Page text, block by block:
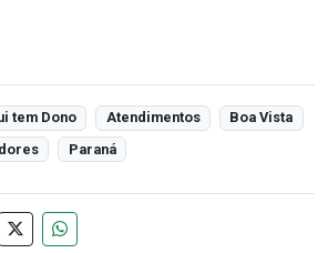
tem Dono Atendimentos
Boa Vista
Paraná